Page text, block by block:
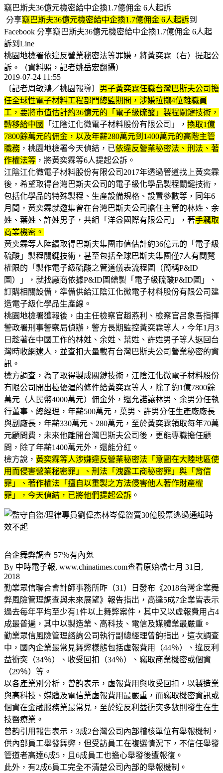
竊巴斯夫36億元機密給中企換1.7億佣金 6人起訴
分享竊巴斯夫36億元機密給中企換1.7億佣金 6人起訴到
Facebook 分享竊巴斯夫36億元機密給中企換1.7億佣金 6人起
訴到Line
桃園地檢署依違反營業秘密法等罪嫌，將黃奕霖（右）提起公
訴。（資料照，記者姚岳宏翻攝）
2019-07-24 11:55
〔記者周敏鴻／桃園報導〕 男子黃奕霖任職台灣巴斯夫公司擔
任全球性電子材料工程部門總監期間，涉嫌拉攏4位離職員
工，要將市值估計約36億元的「電子級硫酸」製程關鍵技術，
轉移給中國
「江陰江化微電子材料股份有限公司」， 換取1億
7800餘萬元的佣金，以及年薪280萬元到1400萬元的高階主管
職務 ，桃園地檢署今天偵結，已依違反營業秘密法、刑法、著
作權法等 ，將黃奕霖等6人提起公訴。
江陰江化微電子材料股份有限公司2017年透過管道找上黃奕霖
後，希望取得台灣巴斯夫公司的電子級化學品製程關鍵技術，
包括化學品的特殊製程、生產設備規格、設置參數等，同年6
月間，黃奕霖就邀集曾在台灣巴斯夫公司擔任主管的林姓、余
姓、葉姓、許姓男子，共組「洋益國際有限公司」，著手竊取
商業機密。
黃奕霖等人陸續取得巴斯夫集團市值估計約36億元的「電子級
硫酸」製程關鍵技術，甚至包括全球巴斯夫集團僅7人有閱覽
權限的「製作電子級硫酸之管道儀表流程圖（簡稱P&ID
圖）」，就找廠商依據P&ID圖繪製「電子級硫酸P&ID圖」、
訂購相關設備，準備供給江陰江化微電子材料股份有限公司建
造電子級化學品生產線。
桃園地檢署獲報後，由主任檢察官趙燕利、檢察官呂象吾指揮
警政署刑事警察局偵辦，警方長期監控黃奕霖等人，今年1月3
日趁著在中國工作的林姓、余姓、葉姓、許姓男子等人返回台
灣時收網逮人，並查扣大量載有台灣巴斯夫公司營業秘密的資
訊。
檢方調查，為了取得製成關鍵技術，江陰江化微電子材料股份
有限公司開出極優渥的條件給黃奕霖等人，除了約1億7800餘
萬元（人民幣4000萬元）佣金外，還允諾讓林男、余男分任執
行董事、總經理，年薪500萬元，葉男、許男分任生產廠廠長
與副廠長，年薪330萬元、280萬元，至於黃奕霖領取每年70萬
元顧問費，未來他離開台灣巴斯夫公司後，更能專職擔任顧
問，除了年薪1400萬元外，還能分紅。
檢方說， 黃奕霖等人涉嫌違反營業秘密法「意圖在大陸地區使
用而侵害營業秘密罪」、刑法「洩露工商秘密罪」與「背信
罪」、著作權法「擅自以重製之方法侵害他人著作財產權
罪」，今天偵結，已將他們提起公訴 。
台企舞弊調查 57％有內鬼
By 中時電子報, www.chinatimes.com查看原始檔七月 31日,
2018
勤業眾信聯合會計師事務所昨（31）日發布《2018台灣企業舞
弊風險管理調查與未來展望》報告指出，高達5成7企業皆表示
過去每年平均至少有1件以上舞弊案件，其中又以虛報費用占4
成最普遍，其中以製造業、高科技、電信及媒體業最嚴重。
勤業眾信風險管理諮詢公司執行副總經理曾韵指出，這次調查
中，國內企業最常見舞弊樣態包括虛報費用（44％）、違反利
益衝突（34％）、收受回扣（34％）、竊取商業機密或個資
（29％）等。
以各產業別分析，曾韵表示，虛報費用與收受回扣，以製造業
與高科技、媒體及電信業虛報費用最嚴重，而竊取機密資訊或
個資在金融服務業最常見，至於違反利益衝突多數則發生在生
技醫療業。
曾韵引用報告表示，3成2台灣公司內部稽核單位有舉報機制，
供內部員工舉發舞弊，但受訪員工在複選情況下，不信任舉發
管道者高達6成5，且6成員工也擔心舉發後遭報復。
此外，有2成6員工完全不清楚公司內部的舉報機制。